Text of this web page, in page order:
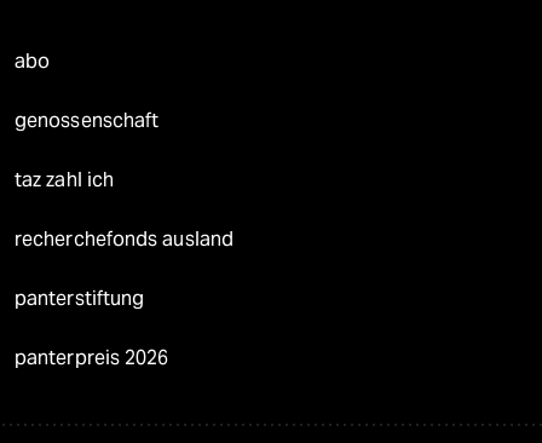
abo
genossenschaft
taz zahl ich
recherchefonds ausland
panterstiftung
panterpreis 2026